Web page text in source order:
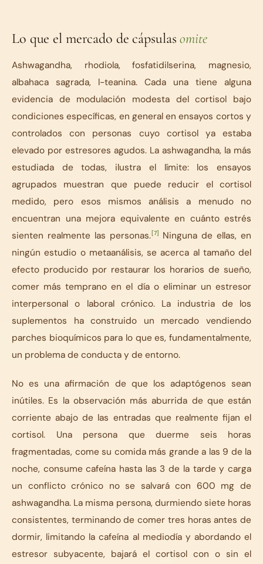
Lo que el mercado de cápsulasomite
Ashwagandha, rhodiola, fosfatidilserina, magnesio,
albahaca sagrada, l-teanina. Cada una tiene alguna
evidencia de modulación modesta del cortisol bajo
condiciones específicas, en general en ensayos cortos y
controlados con personas cuyo cortisol ya estaba
elevado por estresores agudos. La ashwagandha, la más
estudiada de todas, ilustra el límite: los ensayos
agrupados muestran que puede reducir el cortisol
medido, pero esos mismos análisis a menudo no
encuentran una mejora equivalente en cuánto estrés
sienten realmente las personas.[7]
Ninguna de ellas, en
ningún estudio o metaanálisis, se acerca al tamaño del
efecto producido por restaurar los horarios de sueño,
comer más temprano en el día o eliminar un estresor
interpersonal o laboral crónico. La industria de los
suplementos ha construido un mercado vendiendo
parches bioquímicos para lo que es, fundamentalmente,
un problema de conducta y de entorno.
No es una afirmación de que los adaptógenos sean
inútiles. Es la observación más aburrida de que están
corriente abajo de las entradas que realmente fijan el
cortisol. Una persona que duerme seis horas
fragmentadas, come su comida más grande a las 9 de la
noche, consume cafeína hasta las 3 de la tarde y carga
un conflicto crónico no se salvará con 600 mg de
ashwagandha. La misma persona, durmiendo siete horas
consistentes, terminando de comer tres horas antes de
dormir, limitando la cafeína al mediodía y abordando el
estresor subyacente, bajará el cortisol con o sin el